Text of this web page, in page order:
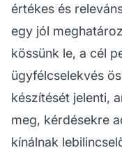
értékes és
egy jól
kössünk le, a cél
ügyfélcselekvés
készítését jelenti,
meg, kérdésekre
kínálnak